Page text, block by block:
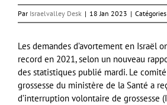
Par Israelvalley Desk | 18 Jan 2023 |
Les demandes d’avortement en Israël
record en 2021, selon un nouveau
des statistiques publié mardi. Le
grossesse du ministère de la Santé a
d’interruption volontaire de grossesse